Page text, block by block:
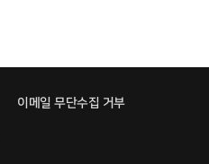
이메일 무단수집 거부